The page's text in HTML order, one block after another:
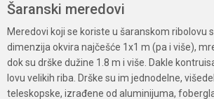
Šaranski meredovi
Meredovi koji se koriste u šaranskom ribolovu
dimenzija okvira najčešće 1x1 m (pa i više),
dok su drške dužine 1.8 m i više. Dakle
lovu velikih riba. Drške su im jednodelne,
teleskopske, izrađene od aluminijuma,